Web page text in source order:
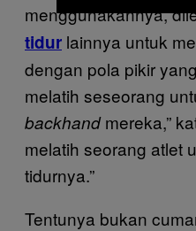
menggunakannya,
tidur lainnya untuk
dengan pola pikir
melatih seseorang
backhandmereka,”
melatih seorang atlet
tidurnya.”
Tentunya bukan